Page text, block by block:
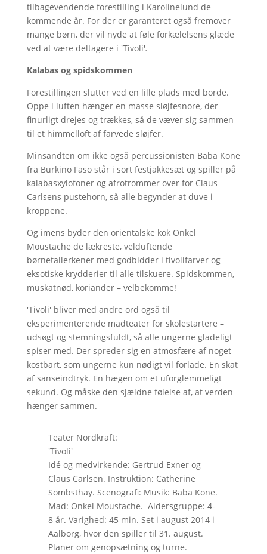
tilbagevendende forestilling i Karolinelund de
kommende år. For der er garanteret også fremover
mange børn, der vil nyde at føle forkælelsens glæde
ved at være deltagere i 'Tivoli'.
Kalabas og spidskommen
Forestillingen slutter ved en lille plads med borde.
Oppe i luften hænger en masse sløjfesnore, der
finurligt drejes og trækkes, så de væver sig sammen
til et himmelloft af farvede sløjfer.
Minsandten om ikke også percussionisten Baba Kone
fra Burkino Faso står i sort festjakkesæt og spiller på
kalabasxylofoner og afrotrommer over for Claus
Carlsens pustehorn, så alle begynder at duve i
kroppene.
Og imens byder den orientalske kok Onkel
Moustache de lækreste, velduftende
børnetallerkener med godbidder i tivolifarver og
eksotiske krydderier til alle tilskuere. Spidskommen,
muskatnød, koriander – velbekomme!
'Tivoli' bliver med andre ord også til
eksperimenterende madteater for skolestartere –
udsøgt og stemningsfuldt, så alle ungerne gladeligt
spiser med. Der spreder sig en atmosfære af noget
kostbart, som ungerne kun nødigt vil forlade. En skat
af sanseindtryk. En hægen om et uforglemmeligt
sekund. Og måske den sjældne følelse af, at verden
hænger sammen.
Teater Nordkraft:
'Tivoli'
Idé og medvirkende: Gertrud Exner og
Claus Carlsen. Instruktion: Catherine
Sombsthay. Scenografi: Musik: Baba Kone.
Mad: Onkel Moustache. Aldersgruppe: 4-
8 år. Varighed: 45 min. Set i august 2014 i
Aalborg, hvor den spiller til 31. august.
Planer om genopsætning og turne.